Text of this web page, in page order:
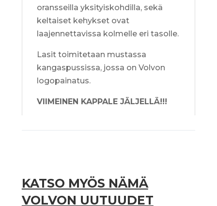
oransseilla yksityiskohdilla, sekä
keltaiset kehykset ovat
laajennettavissa kolmelle eri tasolle.
Lasit toimitetaan mustassa
kangaspussissa, jossa on Volvon
logopainatus.
VIIMEINEN KAPPALE JÄLJELLÄ!!!
KATSO MYÖS NÄMÄ
VOLVON UUTUUDET